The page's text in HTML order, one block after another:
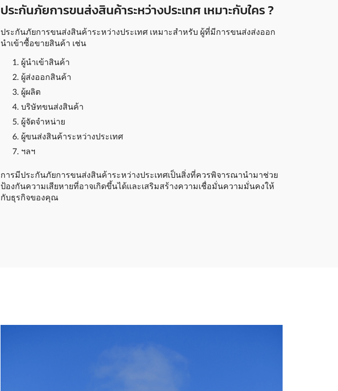
ประกันภัยการขนส่งสินค้าระหว่างประเทศ เหมาะกับใคร ?
ประกันภัยการขนส่งสินค้าระหว่างประเทศ เหมาะสำหรับ ผู้ที่มีการขนส่งส่งออก
นำเข้าซื้อขายสินค้า เช่น
ผู้นำเข้าสินค้า
ผู้ส่งออกสินค้า
ผู้ผลิต
บริษัทขนส่งสินค้า
ผู้จัดจำหน่าย
ผู้ขนส่งสินค้าระหว่างประเทศ
ฯลฯ
การมีประกันภัยการขนส่งสินค้าระหว่างประเทศเป็นสิ่งที่ควรพิจารณานำมาช่วย
ป้องกันความเสียหายที่อาจเกิดขึ้นได้เเละเสริมสร้างความเชื่อมั่นความมั่นคงให้
กับธุรกิจของคุณ